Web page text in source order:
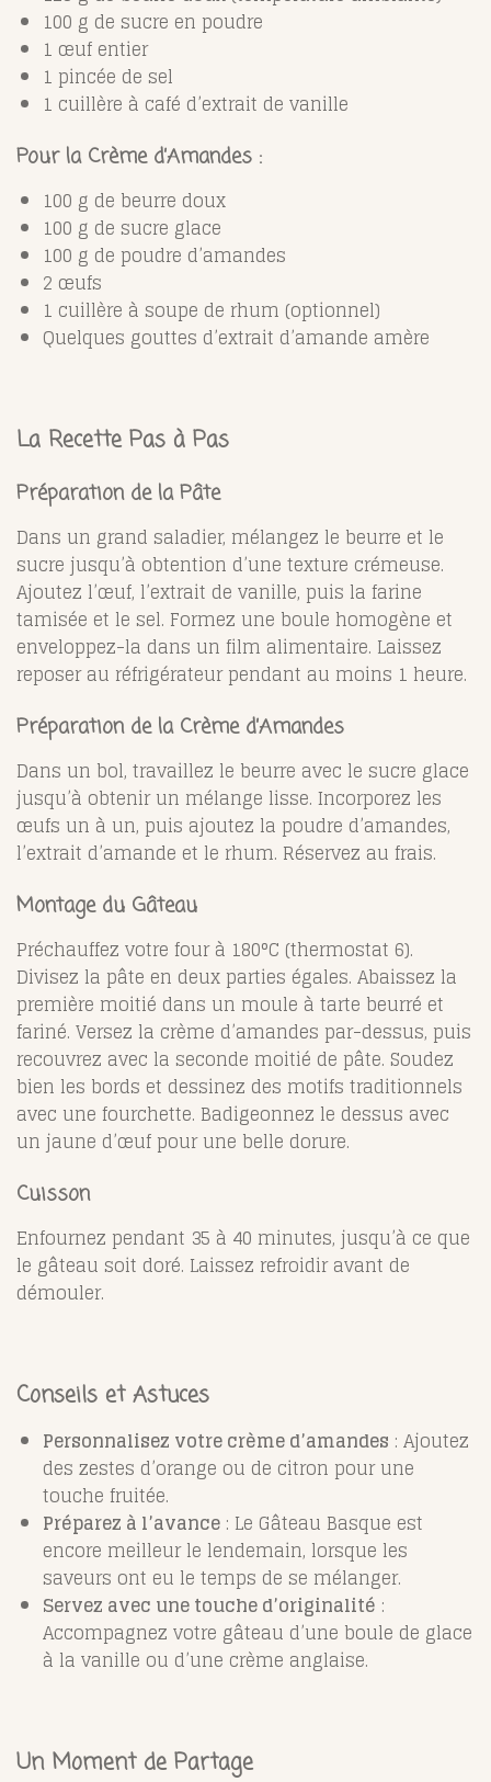
100 g de sucre en poudre
1 œuf entier
1 pincée de sel
1 cuillère à café d’extrait de vanille
Pour la Crème d’Amandes :
100 g de beurre doux
100 g de sucre glace
100 g de poudre d’amandes
2 œufs
1 cuillère à soupe de rhum (optionnel)
Quelques gouttes d’extrait d’amande amère
La Recette Pas à Pas
Préparation de la Pâte
Dans un grand saladier, mélangez le beurre et le
sucre jusqu’à obtention d’une texture crémeuse.
Ajoutez l’œuf, l’extrait de vanille, puis la farine
tamisée et le sel. Formez une boule homogène et
enveloppez-la dans un film alimentaire. Laissez
reposer au réfrigérateur pendant au moins 1 heure.
Préparation de la Crème d’Amandes
Dans un bol, travaillez le beurre avec le sucre glace
jusqu’à obtenir un mélange lisse. Incorporez les
œufs un à un, puis ajoutez la poudre d’amandes,
l’extrait d’amande et le rhum. Réservez au frais.
Montage du Gâteau
Préchauffez votre four à 180°C (thermostat 6).
Divisez la pâte en deux parties égales. Abaissez la
première moitié dans un moule à tarte beurré et
fariné. Versez la crème d’amandes par-dessus, puis
recouvrez avec la seconde moitié de pâte. Soudez
bien les bords et dessinez des motifs traditionnels
avec une fourchette. Badigeonnez le dessus avec
un jaune d’œuf pour une belle dorure.
Cuisson
Enfournez pendant 35 à 40 minutes, jusqu’à ce que
le gâteau soit doré. Laissez refroidir avant de
démouler.
Conseils et Astuces
Personnalisez votre crème d’amandes : Ajoutez
des zestes d’orange ou de citron pour une
touche fruitée.
Préparez à l’avance : Le Gâteau Basque est
encore meilleur le lendemain, lorsque les
saveurs ont eu le temps de se mélanger.
Servez avec une touche d’originalité :
Accompagnez votre gâteau d’une boule de glace
à la vanille ou d’une crème anglaise.
Un Moment de Partage